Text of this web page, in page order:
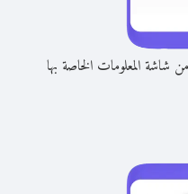
المعلومات الخاصة بها